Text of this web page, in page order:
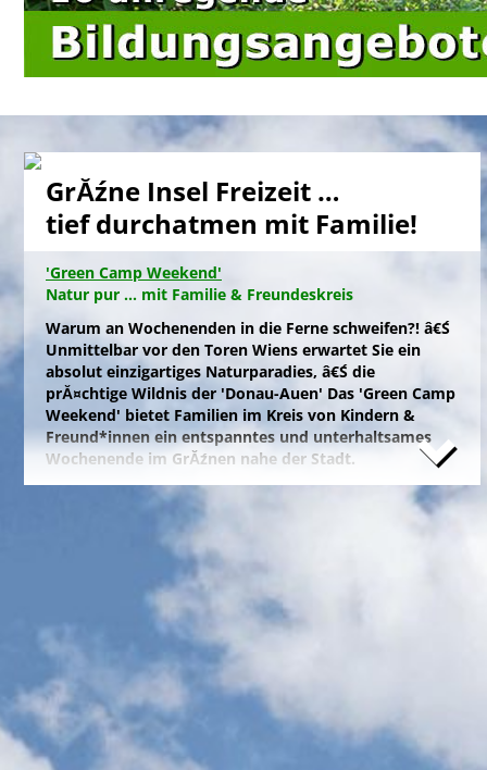
GrĂźne Insel Freizeit …
tief durchatmen mit Familie!
'Green Camp Weekend'
Natur pur ... mit Familie & Freundeskreis
Warum an Wochenenden in die Ferne schweifen?! â€Ś
Unmittelbar vor den Toren Wiens erwartet Sie ein
absolut einzigartiges Naturparadies, â€Ś die
prĂ¤chtige Wildnis der 'Donau-Auen' Das 'Green Camp
Weekend' bietet Familien im Kreis von Kindern &
Freund*innen ein entspanntes und unterhaltsames
Wochenende im GrĂźnen nahe der Stadt.
Naturfreunde, die lange Anfahrten meiden und zum
Campieren eine moderne Freizeitanlage wĂźnschen,
nĂ¤chtigen kostengĂźnstig im eigenen Zelt auf der
gepflegten Wiese im 'NationalparkCamp' mit
Selbstverpflegung, â€Ś inklusive KĂźhl- und Catering-
Support sowie abendlichem Brennholz fĂźr das
knisternde Lagerfeuer.
Zum stressfreien Kurzurlaub der Familie mit
Freundeskreis im idyllischen GrĂźn-Ambiente, mit
Naturabenteuern bei einer'Green Tour Lobau'
urigen 'Nationalpark Donau-Auen', mit romantischem
Sterngucken und Palavern am knisternden Lagerfeuer
â€Ś fehlt schlicht nur noch Ihre Buchung!